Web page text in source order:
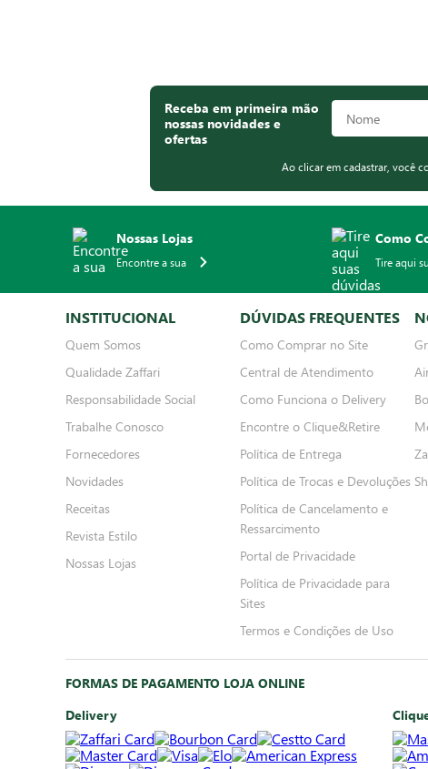
Receba em primeira mão
nossas novidades e
ofertas
Ao clicar em cadastrar, você
Nossas Lojas
Encontre a sua
Como
Tire aqui
INSTITUCIONAL
Quem Somos
Qualidade Zaffari
Responsabilidade Social
Trabalhe Conosco
Fornecedores
Novidades
Receitas
Revista Estilo
Nossas Lojas
DÚVIDAS FREQUENTES
Como Comprar no Site
Central de Atendimento
Como Funciona o Delivery
Encontre o Clique&Retire
Política de Entrega
Política de Trocas e Devoluções
Política de Cancelamento e
Ressarcimento
Portal de Privacidade
Política de Privacidade para
Sites
Termos e Condições de Uso
FORMAS DE PAGAMENTO LOJA ONLINE
Delivery